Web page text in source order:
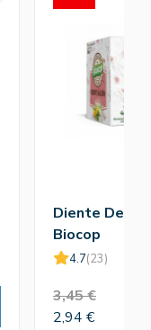
Diente De
Biocop
4.7(23)
3,45 €
2,94 €